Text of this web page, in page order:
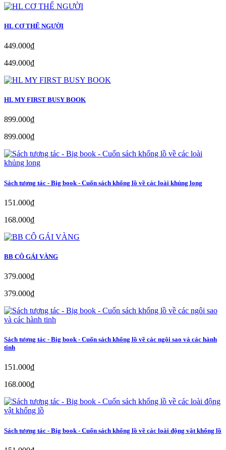
HL CƠ THỂ NGƯỜI
449.000₫
449.000₫
HL MY FIRST BUSY BOOK
899.000₫
899.000₫
Sách tương tác - Big book - Cuốn sách khổng lồ về các loài khủng long
151.000₫
168.000₫
BB CÔ GÁI VÀNG
379.000₫
379.000₫
Sách tương tác - Big book - Cuốn sách khổng lồ về các ngôi sao và các hành
tinh
151.000₫
168.000₫
Sách tương tác - Big book - Cuốn sách khổng lồ về các loài động vật khổng lồ